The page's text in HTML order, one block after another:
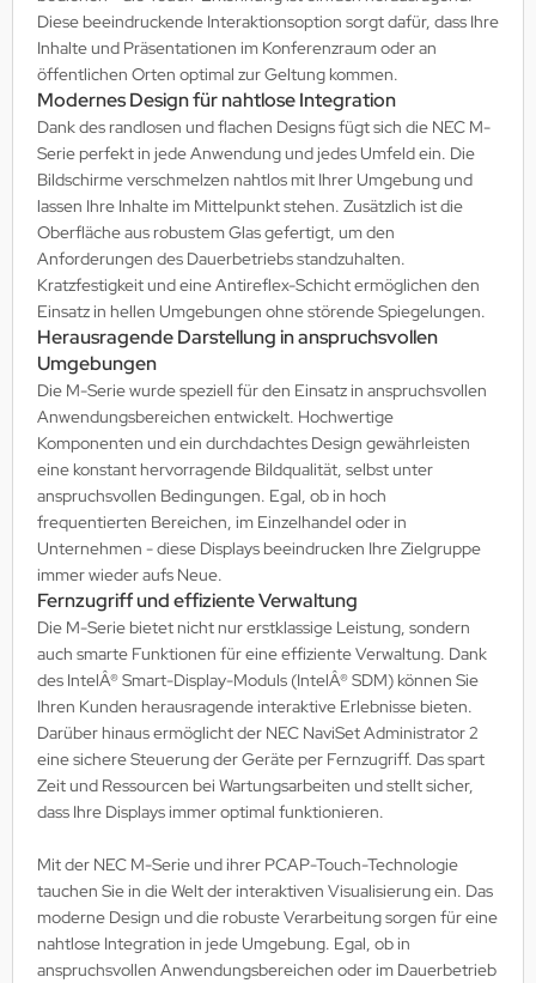
Diese beeindruckende Interaktionsoption sorgt dafür, dass Ihre
Inhalte und Präsentationen im Konferenzraum oder an
öffentlichen Orten optimal zur Geltung kommen.
Modernes Design für nahtlose Integration
Dank des randlosen und flachen Designs fügt sich die NEC M-
Serie perfekt in jede Anwendung und jedes Umfeld ein. Die
Bildschirme verschmelzen nahtlos mit Ihrer Umgebung und
lassen Ihre Inhalte im Mittelpunkt stehen. Zusätzlich ist die
Oberfläche aus robustem Glas gefertigt, um den
Anforderungen des Dauerbetriebs standzuhalten.
Kratzfestigkeit und eine Antireflex-Schicht ermöglichen den
Einsatz in hellen Umgebungen ohne störende Spiegelungen.
Herausragende Darstellung in anspruchsvollen
Umgebungen
Die M-Serie wurde speziell für den Einsatz in anspruchsvollen
Anwendungsbereichen entwickelt. Hochwertige
Komponenten und ein durchdachtes Design gewährleisten
eine konstant hervorragende Bildqualität, selbst unter
anspruchsvollen Bedingungen. Egal, ob in hoch
frequentierten Bereichen, im Einzelhandel oder in
Unternehmen - diese Displays beeindrucken Ihre Zielgruppe
immer wieder aufs Neue.
Fernzugriff und effiziente Verwaltung
Die M-Serie bietet nicht nur erstklassige Leistung, sondern
auch smarte Funktionen für eine effiziente Verwaltung. Dank
des IntelÂ® Smart-Display-Moduls (IntelÂ® SDM) können Sie
Ihren Kunden herausragende interaktive Erlebnisse bieten.
Darüber hinaus ermöglicht der NEC NaviSet Administrator 2
eine sichere Steuerung der Geräte per Fernzugriff. Das spart
Zeit und Ressourcen bei Wartungsarbeiten und stellt sicher,
dass Ihre Displays immer optimal funktionieren.
Mit der NEC M-Serie und ihrer PCAP-Touch-Technologie
tauchen Sie in die Welt der interaktiven Visualisierung ein. Das
moderne Design und die robuste Verarbeitung sorgen für eine
nahtlose Integration in jede Umgebung. Egal, ob in
anspruchsvollen Anwendungsbereichen oder im Dauerbetrieb